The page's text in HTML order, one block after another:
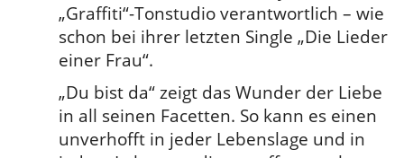
„Graffiti“-Tonstudio verantwortlich – wie
schon bei ihrer letzten Single „Die Lieder
einer Frau“.
„Du bist da“ zeigt das Wunder der Liebe
in all seinen Facetten. So kann es einen
unverhofft in jeder Lebenslage und in